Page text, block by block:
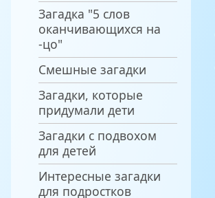
Загадка "5 слов
оканчивающихся на
-цо"
Смешные загадки
Загадки, которые
придумали дети
Загадки с подвохом
для детей
Интересные загадки
для подростков